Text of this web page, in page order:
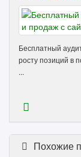
Бесплатный
росту позиций в
...
Похожие